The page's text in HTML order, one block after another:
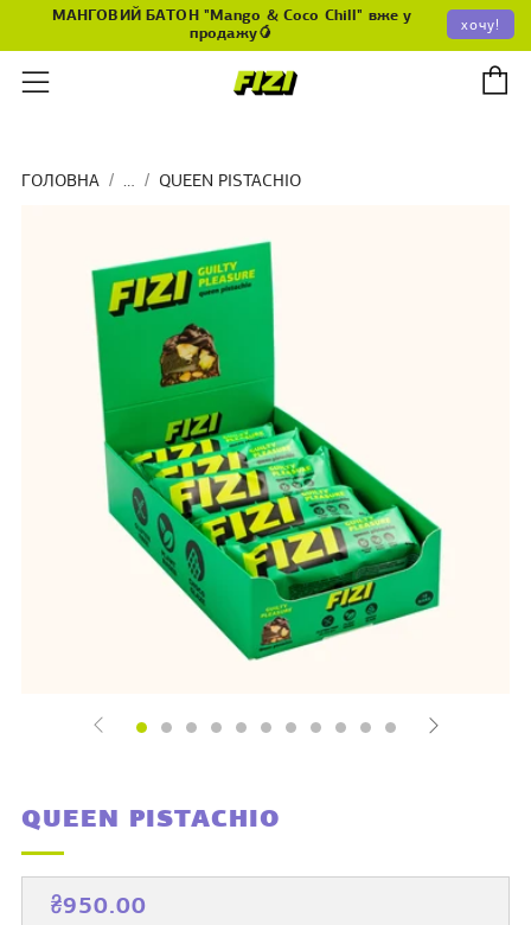
МАНГОВИЙ БАТОН "Mango & Coco Chill" вже у
продажу🥭
хочу!
Меню
ГОЛОВНА … QUEEN PISTACHIO
QUEEN PISTACHIO
ЗВИЧАЙНА
₴950.00